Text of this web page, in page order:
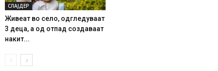
СЛАЈДЕР
Живеат во село, одгледуваат
3 деца, а од отпад создаваат
накит...